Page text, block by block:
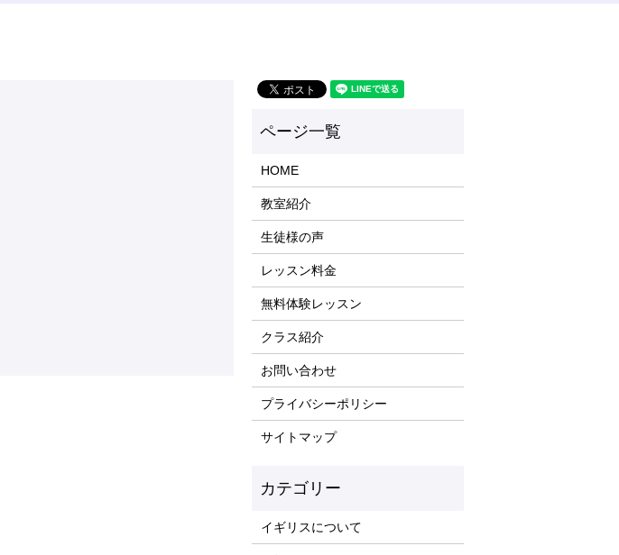
HOME
教室紹介
生徒様の声
レッスン料金
無料体験レッスン
クラス紹介
お問い合わせ
プライバシーポリシー
サイトマップ
イギリスについて